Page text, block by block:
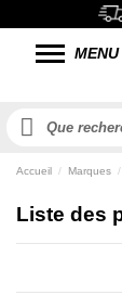
MENU
Accueil Marques
Liste des